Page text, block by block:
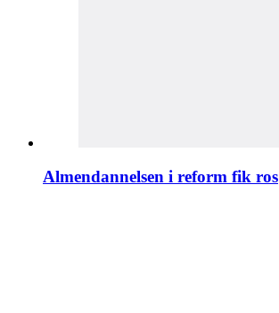
Almendannelsen i reform fik ros